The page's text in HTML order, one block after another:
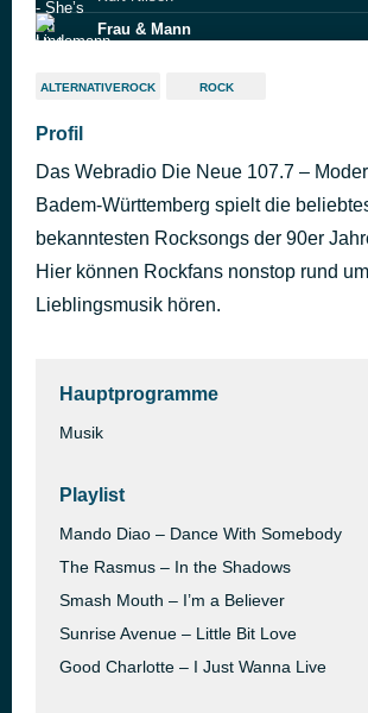
Frau & Mann
Hello Joe
NEWS VP MR
NEWS VP MR
Inside
ALTERNATIVEROCK ROCK
Profil
Das Webradio Die Neue 107.7 –
Badem-Württemberg spielt die
bekanntesten Rocksongs der 90er
Hier können Rockfans nonstop rund
Lieblingsmusik hören.
Hauptprogramme
Musik
Playlist
Mando Diao – Dance With Somebody
The Rasmus – In the Shadows
Smash Mouth – I’m a Believer
Sunrise Avenue – Little Bit Love
Good Charlotte – I Just Wanna Live